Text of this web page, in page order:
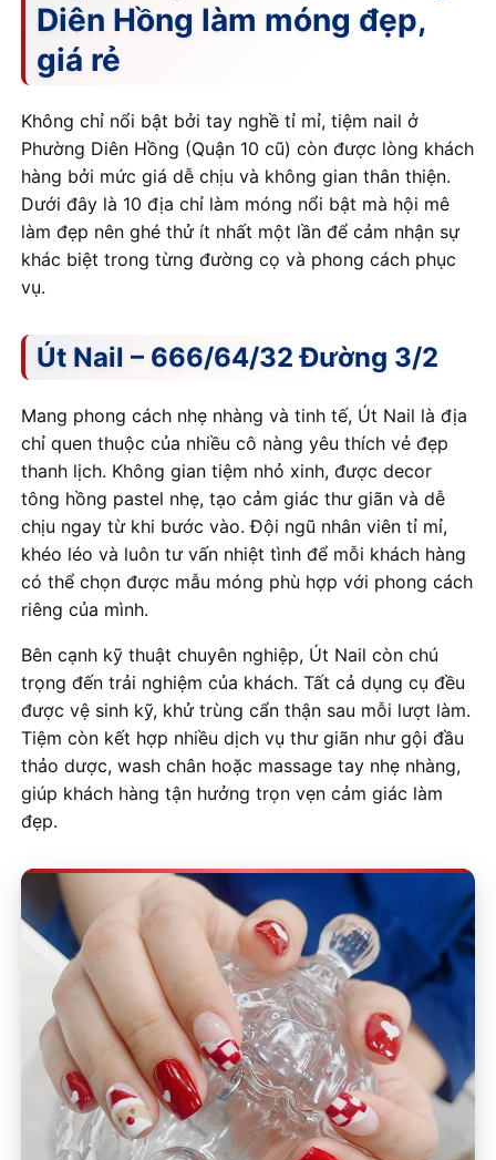
Diên Hồng làm móng đẹp,
giá rẻ
Không chỉ nổi bật bởi tay nghề tỉ mỉ, tiệm nail ở
Phường Diên Hồng (Quận 10 cũ) còn được lòng khách
hàng bởi mức giá dễ chịu và không gian thân thiện.
Dưới đây là 10 địa chỉ làm móng nổi bật mà hội mê
làm đẹp nên ghé thử ít nhất một lần để cảm nhận sự
khác biệt trong từng đường cọ và phong cách phục
vụ.
Út Nail – 666/64/32 Đường 3/2
Mang phong cách nhẹ nhàng và tinh tế, Út Nail là địa
chỉ quen thuộc của nhiều cô nàng yêu thích vẻ đẹp
thanh lịch. Không gian tiệm nhỏ xinh, được decor
tông hồng pastel nhẹ, tạo cảm giác thư giãn và dễ
chịu ngay từ khi bước vào. Đội ngũ nhân viên tỉ mỉ,
khéo léo và luôn tư vấn nhiệt tình để mỗi khách hàng
có thể chọn được mẫu móng phù hợp với phong cách
riêng của mình.
Bên cạnh kỹ thuật chuyên nghiệp, Út Nail còn chú
trọng đến trải nghiệm của khách. Tất cả dụng cụ đều
được vệ sinh kỹ, khử trùng cẩn thận sau mỗi lượt làm.
Tiệm còn kết hợp nhiều dịch vụ thư giãn như gội đầu
thảo dược, wash chân hoặc massage tay nhẹ nhàng,
giúp khách hàng tận hưởng trọn vẹn cảm giác làm
đẹp.